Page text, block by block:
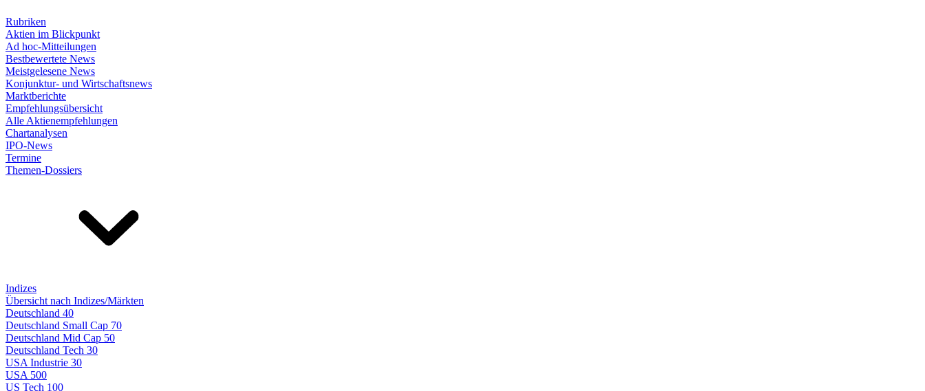
Rubriken
Aktien im Blickpunkt
Ad hoc-Mitteilungen
Bestbewertete News
Meistgelesene News
Konjunktur- und Wirtschaftsnews
Marktberichte
Empfehlungsübersicht
Alle Aktienempfehlungen
Chartanalysen
IPO-News
Termine
Themen-Dossiers
Indizes
Übersicht nach Indizes/Märkten
Deutschland 40
Deutschland Small Cap 70
Deutschland Mid Cap 50
Deutschland Tech 30
USA Industrie 30
USA 500
US Tech 100